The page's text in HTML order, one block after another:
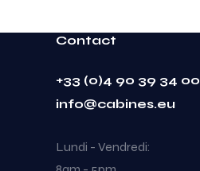
Contact
+33 (0)4 90 39 34 00
info@cabines.eu
Lundi - Vendredi: